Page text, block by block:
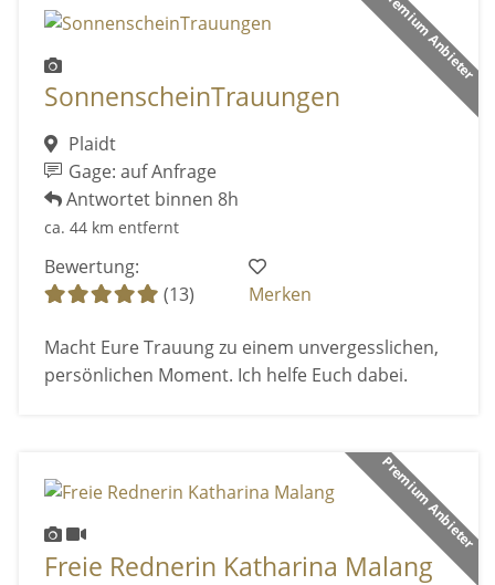
Premium Anbieter
SonnenscheinTrauungen
Plaidt
Gage: auf Anfrage
Antwortet binnen 8h
ca. 44 km entfernt
Bewertung:
(13)
Merken
Macht Eure Trauung zu einem unvergesslichen,
persönlichen Moment. Ich helfe Euch dabei.
Premium Anbieter
Freie Rednerin Katharina Malang